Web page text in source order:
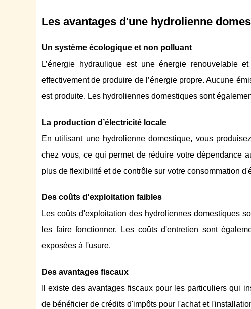
Les avantages d'une hydrolienne
Un système écologique et non polluant
L’énergie hydraulique est une énergie renouvelable
effectivement de produire de l’énergie propre. Aucune
est produite. Les hydroliennes domestiques sont
La production d’électricité locale
En utilisant une hydrolienne domestique, vous
chez vous, ce qui permet de réduire votre dépendance
plus de flexibilité et de contrôle sur votre consommation
Des coûts d'exploitation faibles
Les coûts d'exploitation des hydroliennes domestiques
les faire fonctionner. Les coûts d'entretien sont
exposées à l'usure.
Des avantages fiscaux
Il existe des avantages fiscaux pour les particuliers qui
de bénéficier de crédits d'impôts pour l'achat et